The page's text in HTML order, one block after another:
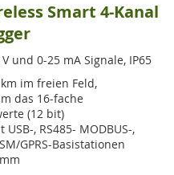
Smart 4-Kanal
und 0-25 mA Signale, IP65
im freien Feld,
das 16-fache
(12 bit)
, RS485- MODBUS-,
GPRS-Basistationen